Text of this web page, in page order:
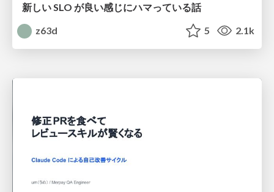
新しい SLO が良い感じにハマっている話
z63d
5 2.1k